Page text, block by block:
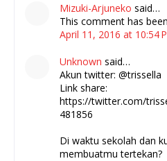
Mizuki-Arjuneko said…
This comment has
April 11, 2016 at 10:54
Unknown said…
Akun twitter: @trissella
Link share:
https://twitter.com/
481856
Di waktu sekolah dan
membuatmu tertekan?